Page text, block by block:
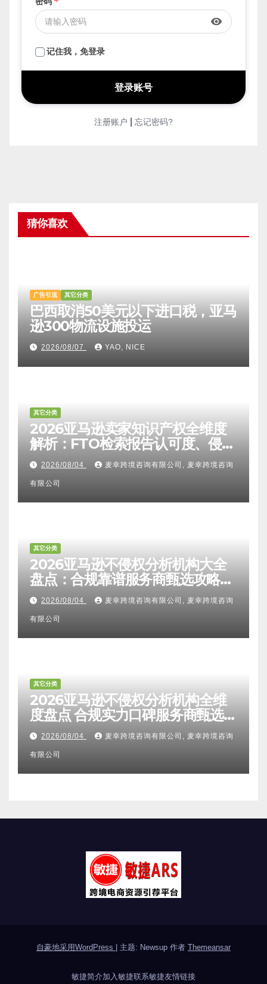
用户名*
face
密码*
visibility
记住我，免登录
广告引流 其它分类
巴西取消50美元以下进口税，亚马
其它分类
2026亚马逊卖家知识产权全维度
其它分类
2026亚马逊不侵权分析机构大全
其它分类
2026亚马逊不侵权分析机构全维